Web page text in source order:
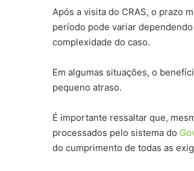
Após a visita do CRAS, o prazo
período pode variar
complexidade do caso.
Em algumas situações, o
pequeno atraso.
É importante ressaltar que,
processados pelo sistema do
do cumprimento de todas as